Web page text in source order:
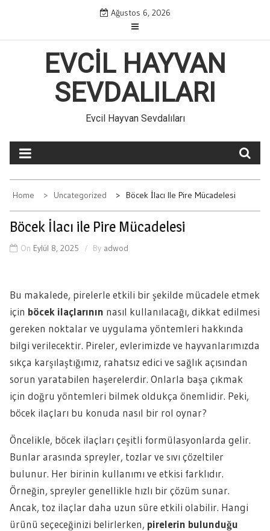
content
Ağustos 6, 2026
EVCIL HAYVAN
SEVDALILARI
Evcil Hayvan Sevdalıları
Home Uncategorized Böcek İlacı Ile Pire Mücadelesi
Böcek İlacı ile Pire Mücadelesi
On Eylül 8, 2025 By adwod
Bu makalede, pirelerle etkili bir şekilde mücadele etmek
için böcek ilaçlarının nasıl kullanılacağı, dikkat edilmesi
gereken noktalar ve uygulama yöntemleri hakkında
bilgi verilecektir. Pireler, evlerimizde ve hayvanlarımızda
sıkça karşılaştığımız, rahatsız edici ve sağlık açısından
sorun yaratabilen haşerelerdir. Onlarla başa çıkmak
için doğru yöntemleri bilmek oldukça önemlidir. Peki,
böcek ilaçları bu konuda nasıl bir rol oynar?
Öncelikle, böcek ilaçları çeşitli formülasyonlarda gelir.
Bunlar arasında spreyler, tozlar ve sıvı çözeltiler
bulunur. Her birinin kullanımı ve etkisi farklıdır.
Örneğin, spreyler genellikle hızlı bir çözüm sunar.
Ancak, toz ilaçlar daha uzun süre etkili olabilir. Hangi
ürünü seçeceğinizi belirlerken, pirelerin bulunduğu